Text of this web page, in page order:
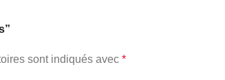
sont indiqués avec *